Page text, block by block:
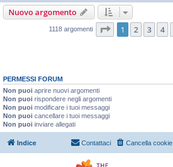
Nuovo argomento
1118 argomenti Pagina di 23
1 2 3 4
PERMESSI FORUM
Non puoi aprire nuovi argomenti
Non puoi rispondere negli argomenti
Non puoi modificare i tuoi messaggi
Non puoi cancellare i tuoi messaggi
Non puoi inviare allegati
Indice Cancella cookie
Contattaci